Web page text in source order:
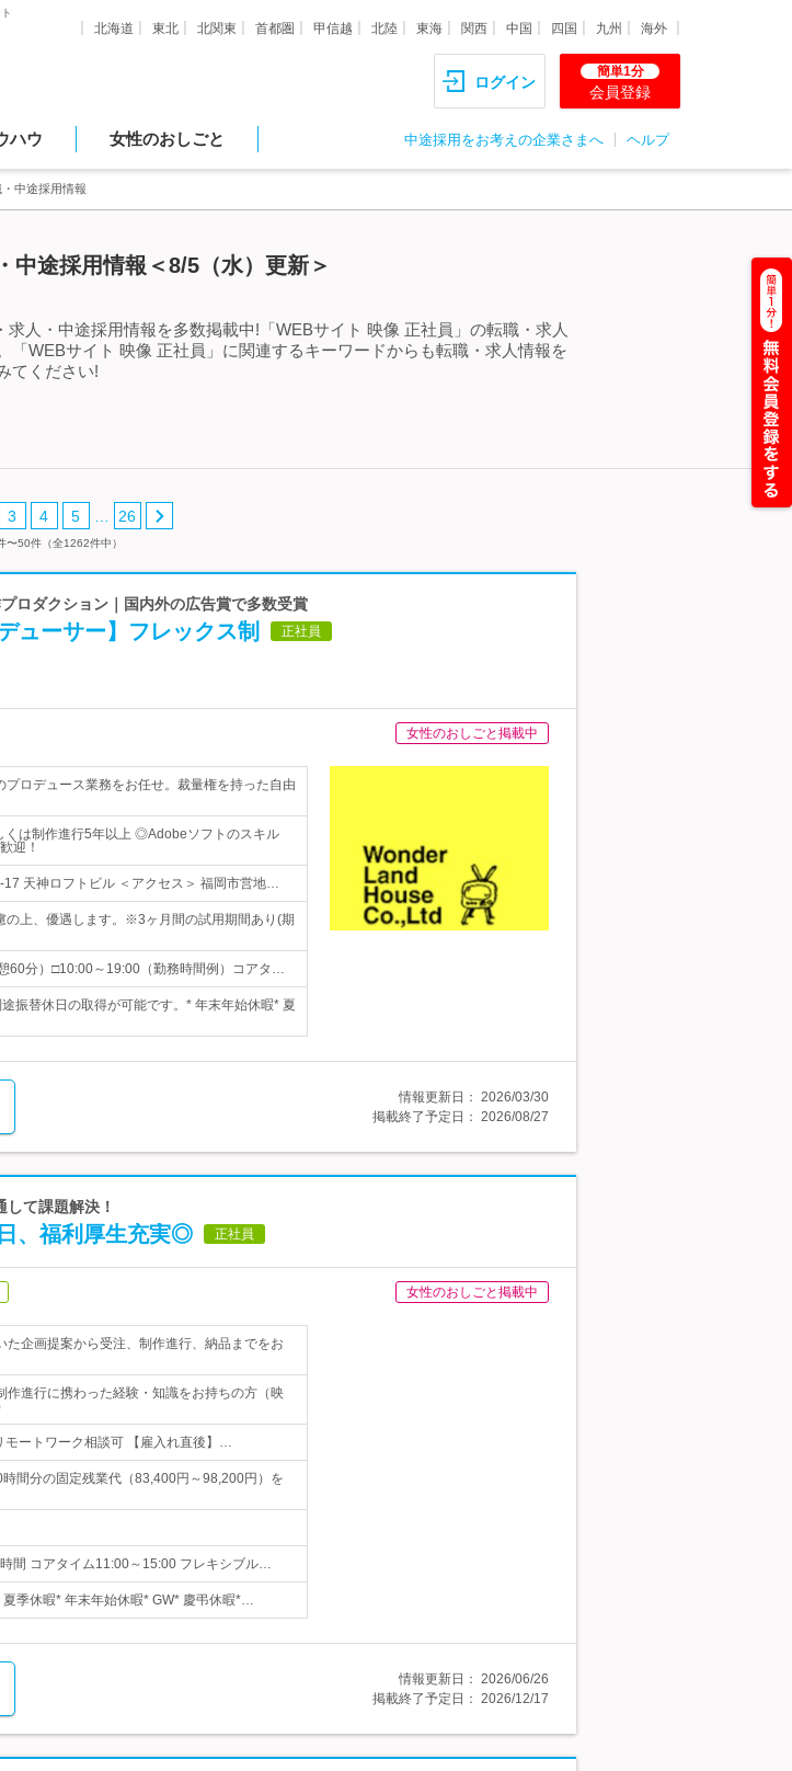
北海道 東北 北関東 首都圏 甲信越 北陸 東海 関西 中国 四国 九州 海外
ログイン
簡単1分
会員登録
ハウ 女性のおしごと 中途採用をお考えの企業さまへ ヘルプ
中途採用情報
中途採用情報＜8/5（水）更新＞
人・中途採用情報を多数掲載中!「WEBサイト 映像 正社員」の転職・求人
WEBサイト 映像 正社員」に関連するキーワードからも転職・求人情報を
てください!
3 4 5 26
〜50件（全1262件中）
ロダクション｜国内外の広告賞で多数受賞
ューサー】フレックス制 正社員
女性のおしごと掲載中
ロデュース業務をお任せ。裁量権を持った自由
は制作進行5年以上 ◎Adobeソフトのスキル
迎！
17 天神ロフトビル ＜アクセス＞ 福岡市営地…
上、優遇します。※3ヶ月間の試用期間あり(期
60分）□10:00～19:00（勤務時間例）コアタ…
振替休日の取得が可能です。* 年末年始休暇* 夏
情報更新日： 2026/03/30
掲載終了予定日： 2026/08/27
て課題解決！
、福利厚生充実◎ 正社員
女性のおしごと掲載中
企画提案から受注、制作進行、納品までをお
作進行に携わった経験・知識をお持ちの方（映
ートワーク相談可 【雇入れ直後】…
間分の固定残業代（83,400円～98,200円）を
間 コアタイム11:00～15:00 フレキシブル…
夏季休暇* 年末年始休暇* GW* 慶弔休暇*…
情報更新日： 2026/06/26
掲載終了予定日： 2026/12/17